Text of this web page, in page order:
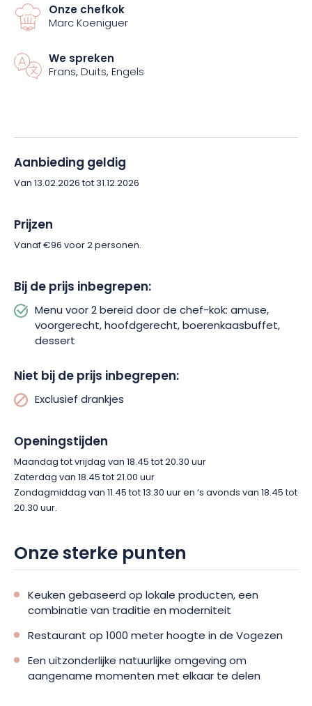
bereid door de chef voor een unieke smaakervaring. Een
speciaal menu voor elke dag. Dus welke dag je ook boekt, dit
Onze chefkok
Marc Koeniguer
We spreken
Frans, Duits, Engels
Aanbieding geldig
Van 13.02.2026 tot 31.12.2026
Prijzen
Vanaf €96 voor 2 personen.
Bij de prijs inbegrepen:
Menu voor 2 bereid door de chef-kok: amuse,
voorgerecht, hoofdgerecht, boerenkaasbuffet,
dessert
Niet bij de prijs inbegrepen:
Exclusief drankjes
Openingstijden
Maandag tot vrijdag van 18.45 tot 20.30 uur
Zaterdag van 18.45 tot 21.00 uur
Zondagmiddag van 11.45 tot 13.30 uur en ‘s avonds van 18.45 tot
20.30 uur.
Onze sterke punten
Keuken gebaseerd op lokale producten, een
combinatie van traditie en moderniteit
Restaurant op 1000 meter hoogte in de Vogezen
Een uitzonderlijke natuurlijke omgeving om
aangename momenten met elkaar te delen